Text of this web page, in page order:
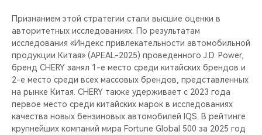
Признанием этой стратегии стали высшие оценки в
авторитетных исследованиях. По результатам
исследования «Индекс привлекательности автомобильной
продукции Китая» (APEAL-2025) проведенного J.D. Power,
бренд CHERY занял 1-е место среди китайских брендов и
2-е место среди всех массовых брендов, представленных
на рынке Китая. CHERY также удерживает с 2023 года
первое место среди китайских марок в исследованиях
качества новых бензиновых автомобилей IQS. В рейтинге
крупнейших компаний мира Fortune Global 500 за 2025 год